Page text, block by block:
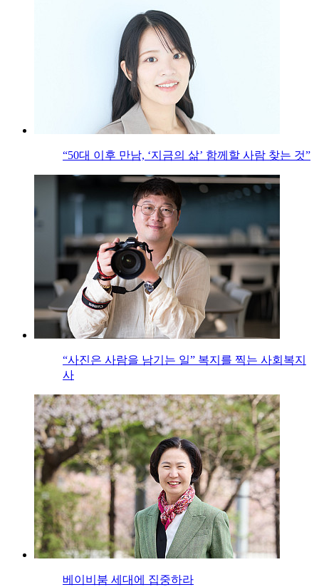
“50대 이후 만남, ‘지금의 삶’ 함께할 사람 찾는 것”
“사진은 사람을 남기는 일” 복지를 찍는 사회복지
사
베이비붐 세대에 집중하라